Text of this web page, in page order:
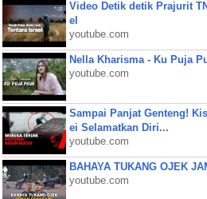
Video Detik detik Prajurit
el
youtube.com
Nella Kharisma - Ku Puja
youtube.com
Sampai Panjat Genteng!
ei Selamatkan Diri...
youtube.com
BAHAYA TUKANG OJEK
youtube.com